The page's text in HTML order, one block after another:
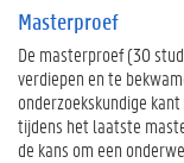
Masterproef
De masterproef (30
verdiepen en te
onderzoekskundige
tijdens het laatste
de kans om een